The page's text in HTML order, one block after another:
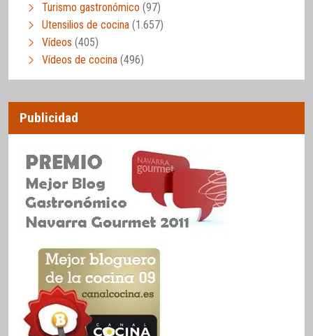
Turismo gastronómico (97)
Utensilios de cocina (1.657)
Vídeos (405)
Vídeos de cocina (496)
Publicidad